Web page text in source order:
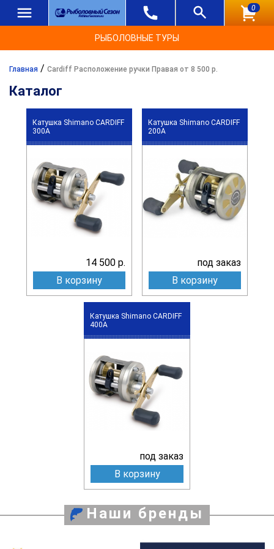
0
РЫБОЛОВНЫЕ ТУРЫ
Главная / Cardiff Расположение ручки Правая от 8 500 р.
Каталог
Катушка Shimano CARDIFF
300A
14 500 р.
В корзину
Катушка Shimano CARDIFF
200A
под заказ
В корзину
Катушка Shimano CARDIFF
400A
под заказ
В корзину
Наши бренды